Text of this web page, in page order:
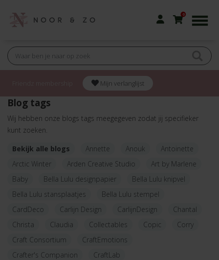
0
Mijn verlanglijst
Blog tags
Wij hebben onze blogs tags meegegeven zodat jij specifieker
kunt zoeken.
Bekijk alle blogs
Annette Anouk
Antoinette
Arctic Winter
Arden Creative Studio
Art by Marlene
Baby
Bella Lulu designpapier
Bella Lulu knipvel
Bella Lulu stansplaatjes
Bella Lulu stempel
CardDeco
Carlijn Design CarlijnDesign
Chantal
Christa
Claudia Collectables Copic
Corry
Craft Consortium
CraftEmotions
Crafter's Companion
CraftLab